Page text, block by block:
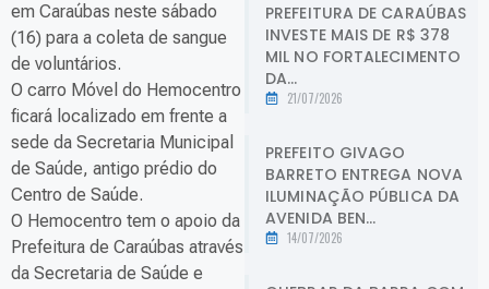
em Caraúbas neste sábado
(16) para a coleta de sangue
de voluntários.
O carro Móvel do Hemocentro
ficará localizado em frente a
sede da Secretaria Municipal
de Saúde, antigo prédio do
Centro de Saúde.
O Hemocentro tem o apoio da
Prefeitura de Caraúbas através
da Secretaria de Saúde e
PREFEITURA DE CARAÚBAS
INVESTE MAIS DE R$ 378
MIL NO FORTALECIMENTO
DA...
21/07/2026
PREFEITO GIVAGO
BARRETO ENTREGA NOVA
ILUMINAÇÃO PÚBLICA DA
AVENIDA BEN...
14/07/2026